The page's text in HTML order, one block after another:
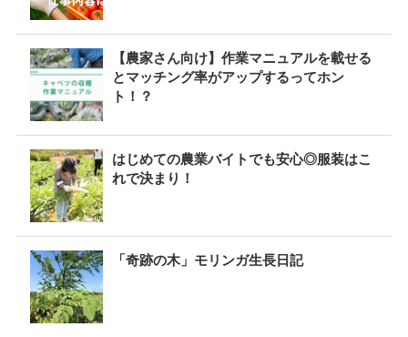
【農家さん向け】作業マニュアルを載せる
とマッチング率がアップするってホン
ト！？
はじめての農業バイトでも安心◎服装はこ
れで決まり！
「奇跡の木」モリンガ生長日記